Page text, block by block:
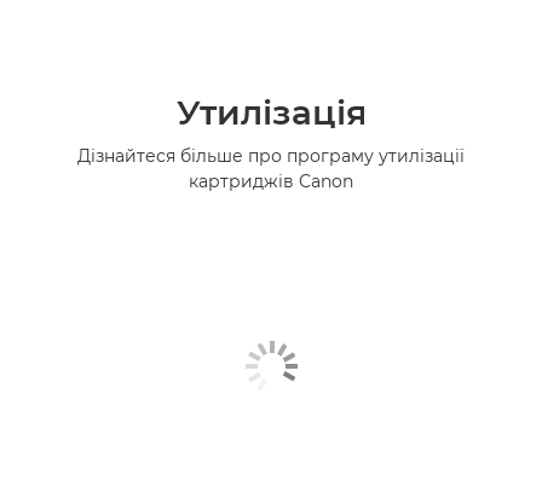
Утилізація
Дізнайтеся більше про програму утилізації
картриджів Canon